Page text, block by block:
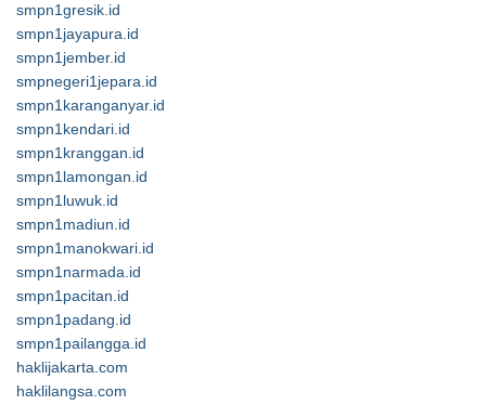
smpn1gresik.id
smpn1jayapura.id
smpn1jember.id
smpnegeri1jepara.id
smpn1karanganyar.id
smpn1kendari.id
smpn1kranggan.id
smpn1lamongan.id
smpn1luwuk.id
smpn1madiun.id
smpn1manokwari.id
smpn1narmada.id
smpn1pacitan.id
smpn1padang.id
smpn1pailangga.id
haklijakarta.com
haklilangsa.com